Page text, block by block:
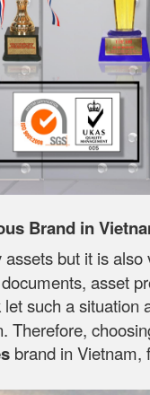
Brand in
but it is
asset
let such a
brand in Vietnam,